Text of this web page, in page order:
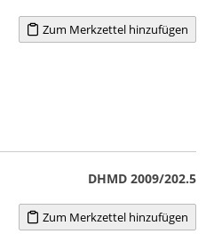
Zum Merkzettel hinzufügen
DHMD 2009/202.5
Zum Merkzettel hinzufügen